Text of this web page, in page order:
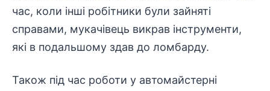
час, коли інші робітники були зайняті
справами, мукачівець викрав інструменти,
які в подальшому здав до ломбарду.
Також під час роботи у автомайстерні